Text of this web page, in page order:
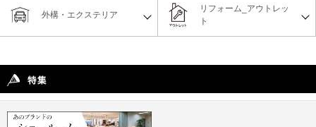
リフォーム_アウトレッ
ト
外構・エクステリア